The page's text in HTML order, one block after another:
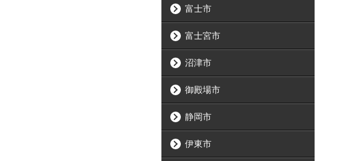
富士市
富士宮市
沼津市
御殿場市
静岡市
伊東市